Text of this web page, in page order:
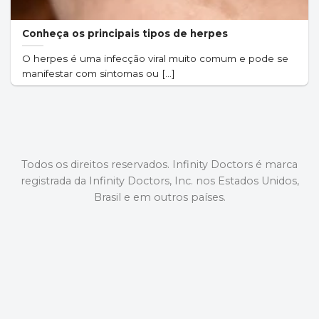
Conheça os principais tipos de herpes
O herpes é uma infecção viral muito comum e pode se
manifestar com sintomas ou [...]
Todos os direitos reservados. Infinity Doctors é marca
registrada da Infinity Doctors, Inc. nos Estados Unidos,
Brasil e em outros países.